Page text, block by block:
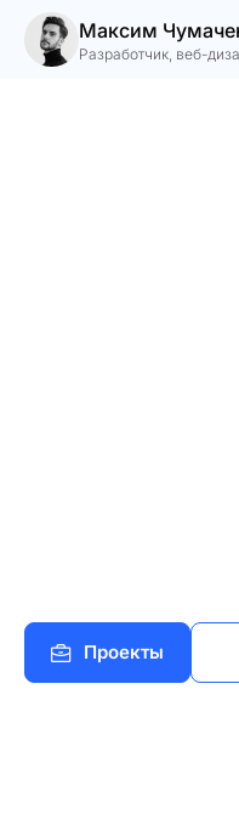
Максим
Разработчик, веб-
Профессиональные
Создание сайтов в
веб-разработка в
корпоративные
другое для вашего
Проекты